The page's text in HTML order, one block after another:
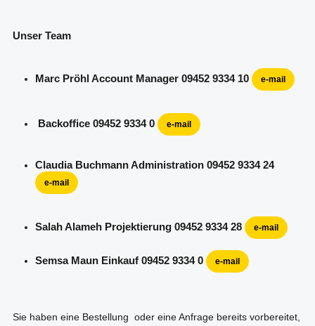
Unser Team
Marc Pröhl Account Manager 09452 9334 10 e-mail
Backoffice 09452 9334 0 e-mail
Claudia Buchmann Administration 09452 9334 24
e-mail
Salah Alameh Projektierung 09452 9334 28 e-mail
Semsa Maun Einkauf 09452 9334 0 e-mail
Sie haben eine Bestellung oder eine Anfrage bereits vorbereitet,